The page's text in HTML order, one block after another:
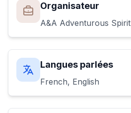
Organisateur
A&A Adventurous Spirit
Langues parlées
French, English